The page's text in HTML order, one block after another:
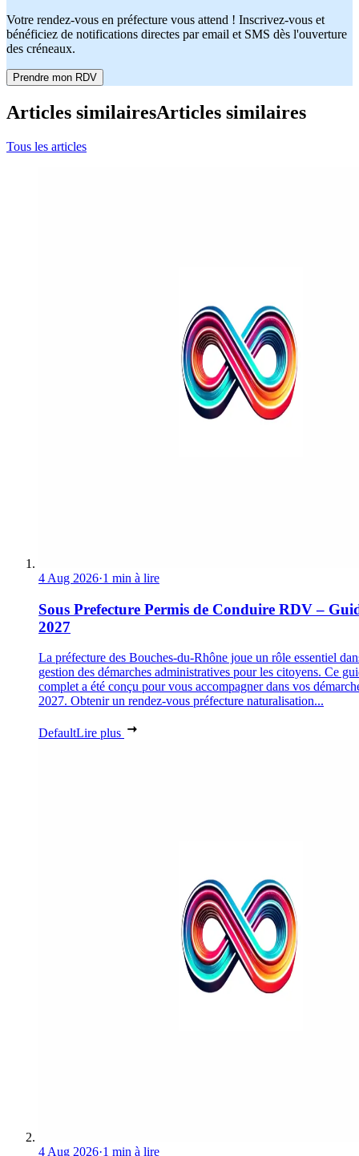
Votre rendez-vous en préfecture vous attend ! Inscrivez-vous et
bénéficiez de notifications directes par email et SMS dès l'ouverture
des créneaux.
Prendre mon RDV
Articles similairesArticles similaires
Tous les articles
4 Aug 2026·1 min à lire
Sous Prefecture Permis de Conduire RDV –
2027
La préfecture des Bouches-du-Rhône joue un rôle essentiel
gestion des démarches administratives pour les citoyens. Ce
complet a été conçu pour vous accompagner dans vos
2027. Obtenir un rendez-vous préfecture naturalisation...
DefaultLire plus
4 Aug 2026·1 min à lire